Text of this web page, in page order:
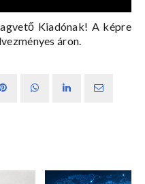
Kiadónak! A képre
áron.